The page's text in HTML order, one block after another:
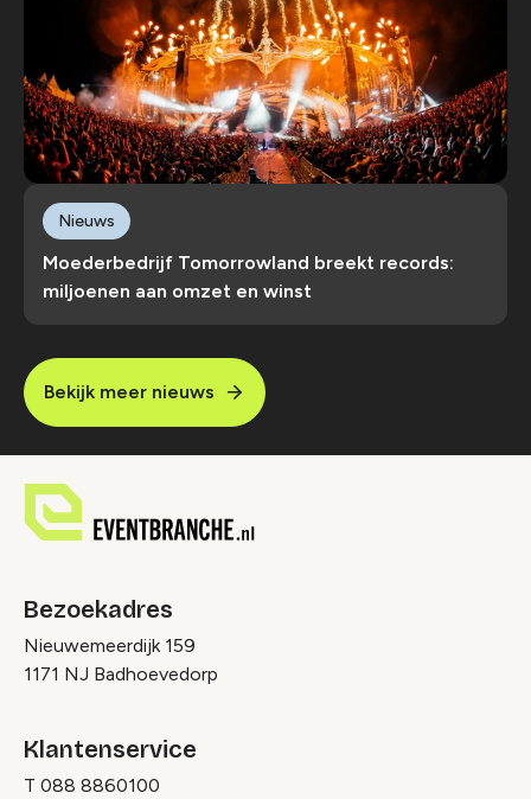
Moederbedrijf Tomorrowland breekt records:
miljoenen aan omzet en winst
Nieuws
Bekijk meer nieuws
Bezoekadres
Nieuwemeerdijk 159
1171 NJ Badhoevedorp
Klantenservice
T 088 8860100